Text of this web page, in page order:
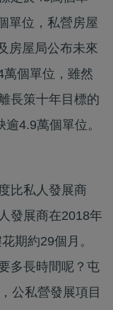
單位，私營房屋
房屋局公布未來
個單位，雖然
長策十年目標的
4.9萬個單位。
比私人發展商
發展商在2018年
期約29個月。
多長時間呢？屯
公私營發展項目